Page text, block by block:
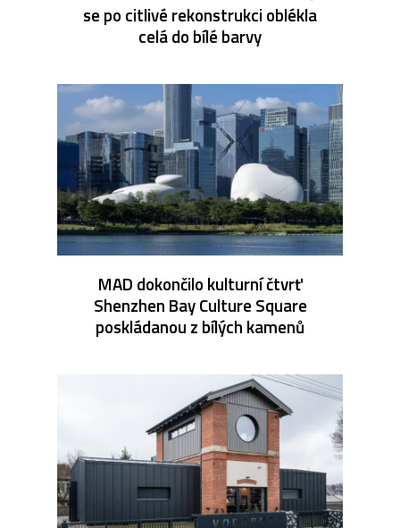
se po citlivé rekonstrukci oblékla
celá do bílé barvy
MAD dokončilo kulturní čtvrť
Shenzhen Bay Culture Square
poskládanou z bílých kamenů